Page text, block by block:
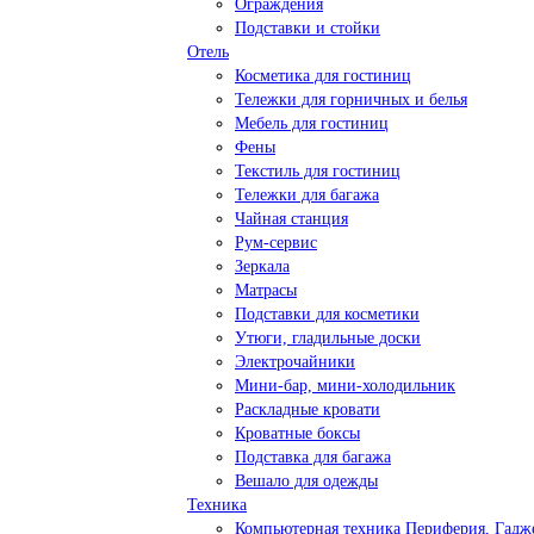
Ограждения
Подставки и стойки
Отель
Косметика для гостиниц
Тележки для горничных и белья
Мебель для гостиниц
Фены
Текстиль для гостиниц
Тележки для багажа
Чайная станция
Рум-сервис
Зеркала
Матрасы
Подставки для косметики
Утюги, гладильные доски
Электрочайники
Мини-бар, мини-холодильник
Раскладные кровати
Кроватные боксы
Подставка для багажа
Вешало для одежды
Техника
Компьютерная техника Периферия,